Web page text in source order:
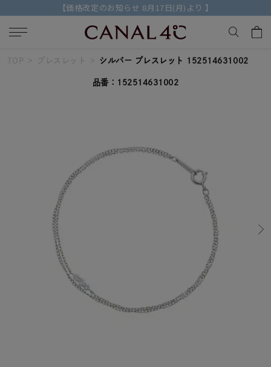
【価格改定のお知らせ 8月17日(月)より 】
キーワードで検索する
#ハーフエタニティリング
#メンズ ネックレス
Canal４℃
カテゴリー すべてのジュエリー
TOP ブレスレット シルバー ブレスレット 152514631002
品番：152514631002